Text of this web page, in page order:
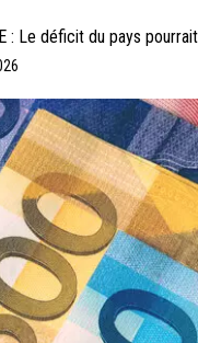
: Le déficit du pays